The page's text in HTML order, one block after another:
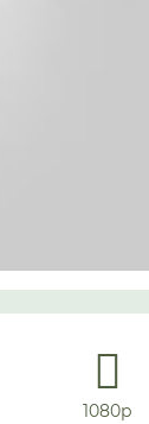
1080р